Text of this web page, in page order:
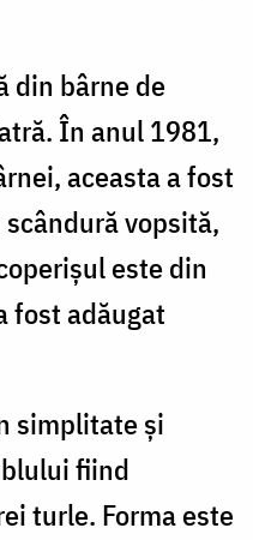
din bârne de
În anul 1981,
aceasta a fost
vopsită,
este din
fost adăugat
simplitate şi
fiind
turle. Forma este